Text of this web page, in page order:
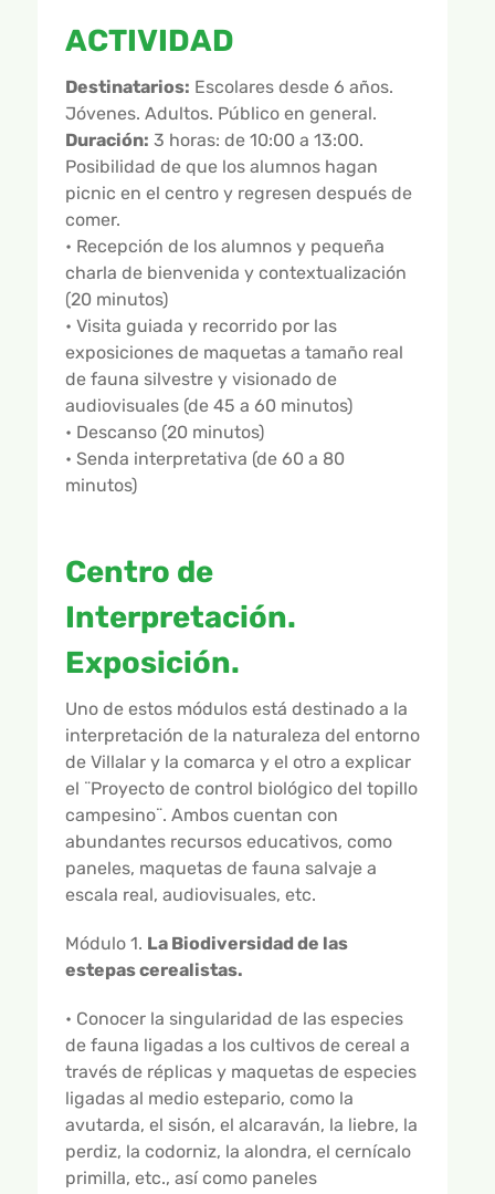
ACTIVIDAD
Destinatarios: Escolares desde 6 años.
Jóvenes. Adultos. Público en general.
Duración: 3 horas: de 10:00 a 13:00.
Posibilidad de que los alumnos hagan
picnic en el centro y regresen después de
comer.
• Recepción de los alumnos y pequeña
charla de bienvenida y contextualización
(20 minutos)
• Visita guiada y recorrido por las
exposiciones de maquetas a tamaño real
de fauna silvestre y visionado de
audiovisuales (de 45 a 60 minutos)
• Descanso (20 minutos)
• Senda interpretativa (de 60 a 80
minutos)
Centro de
Interpretación.
Exposición.
Uno de estos módulos está destinado a la
interpretación de la naturaleza del entorno
de Villalar y la comarca y el otro a explicar
el ¨Proyecto de control biológico del topillo
campesino¨. Ambos cuentan con
abundantes recursos educativos, como
paneles, maquetas de fauna salvaje a
escala real, audiovisuales, etc.
Módulo 1. La Biodiversidad de las
estepas cerealistas.
• Conocer la singularidad de las especies
de fauna ligadas a los cultivos de cereal a
través de réplicas y maquetas de especies
ligadas al medio estepario, como la
avutarda, el sisón, el alcaraván, la liebre, la
perdiz, la codorniz, la alondra, el cernícalo
primilla, etc., así como paneles